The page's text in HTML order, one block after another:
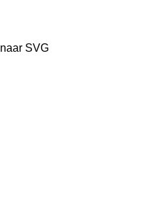
SVG